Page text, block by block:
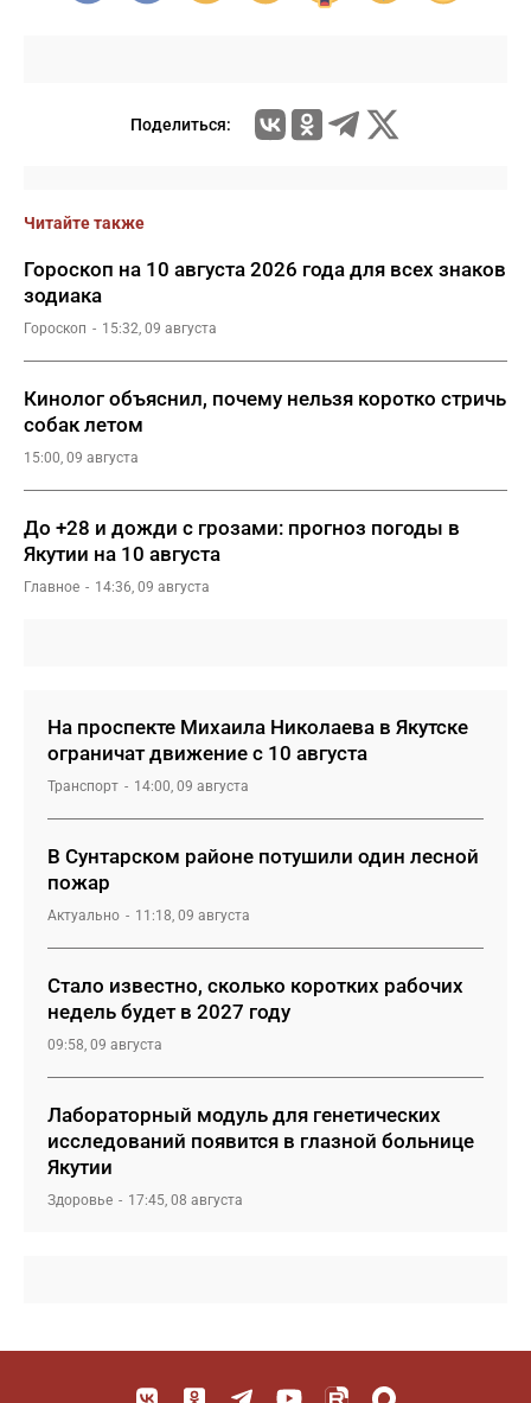
Поделиться:
Читайте также
Гороскоп на 10 августа 2026 года для всех знаков
зодиака
Гороскоп 15:32, 09 августа
Кинолог объяснил, почему нельзя коротко стричь
собак летом
15:00, 09 августа
До +28 и дожди с грозами: прогноз погоды в
Якутии на 10 августа
Главное 14:36, 09 августа
На проспекте Михаила Николаева в Якутске
ограничат движение с 10 августа
Транспорт 14:00, 09 августа
В Сунтарском районе потушили один лесной
пожар
Актуально 11:18, 09 августа
Стало известно, сколько коротких рабочих
недель будет в 2027 году
09:58, 09 августа
Лабораторный модуль для генетических
исследований появится в глазной больнице
Якутии
Здоровье 17:45, 08 августа